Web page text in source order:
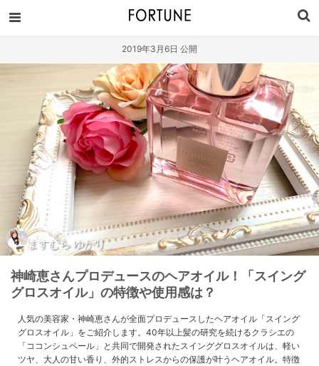
2019年3月6日 公開
ますむら ゆかり
神崎恵さんプロデュースのヘアオイル！「スイング
グロスオイル」の特徴や使用感は？
人気の美容家・神崎恵さんが全面プロデュースしたヘアオイル「スイング
グロスオイル」をご紹介します。40年以上髪の研究を続けるクラシエの
「ココンシュペール」と共同で開発されたスインググロスオイルは、軽い
ツヤ、大人の甘い香り、外的ストレスからの保護が叶うヘアオイル。特徴